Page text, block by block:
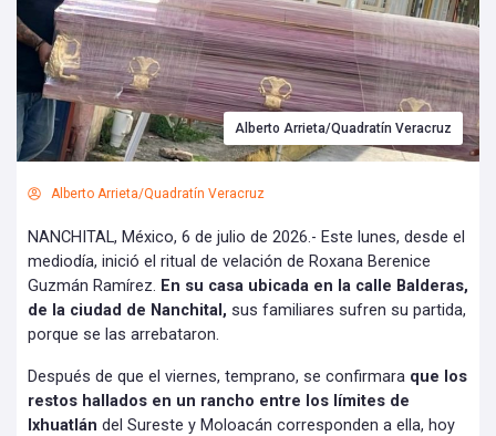
Alberto Arrieta/Quadratín Veracruz
Alberto Arrieta/Quadratín Veracruz
NANCHITAL, México, 6 de julio de 2026.- Este lunes, desde el
mediodía, inició el ritual de velación de Roxana Berenice
Guzmán Ramírez. En su casa ubicada en la calle Balderas,
de la ciudad de Nanchital, sus familiares sufren su partida,
porque se las arrebataron.
Después de que el viernes, temprano, se confirmara que los
restos hallados en un rancho entre los límites de
Ixhuatlán del Sureste y Moloacán corresponden a ella, hoy